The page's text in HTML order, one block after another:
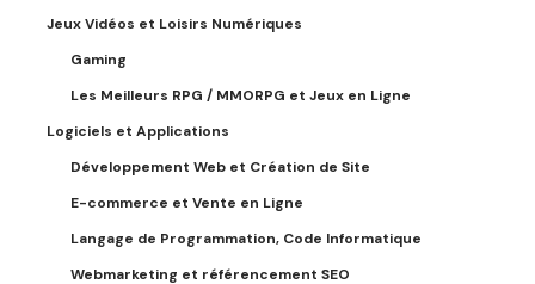
Jeux Vidéos et Loisirs Numériques
Gaming
Les Meilleurs RPG / MMORPG et Jeux en Ligne
Logiciels et Applications
Développement Web et Création de Site
E-commerce et Vente en Ligne
Langage de Programmation, Code Informatique
Webmarketing et référencement SEO